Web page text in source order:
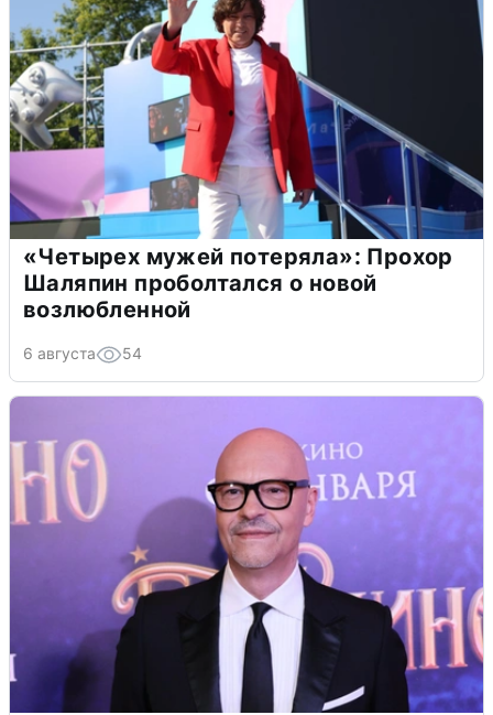
«Четырех мужей потеряла»: Прохор
Шаляпин проболтался о новой
возлюбленной
6 августа 54